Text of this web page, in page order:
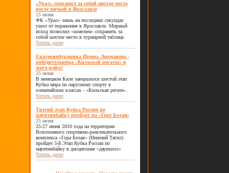
«Урал» сохранил за собой шестое место
после ничьей в Ярославле
25 июня
ФК «Урал» лишь на последних секундах
ушел от поражения в Ярославле. Мирный
исход позволил «шмелям» сохранить за
собой шестое место в турнирной таблице.
Читать далее
Екатеринбурженка Ирина Лоцманова -
победительница «Кильской регаты» в
матч-рейсе!
25 июня
В немецком Киле завершился шестой этап
Кубка мира по парусному спорту в
олимпийских классах - «Кильская регата».
Читать далее
Третий этап Кубка России по
маунтинбайку пройдет на «Горе Белая»
25 июня
25-27 июня 2010 года на территории
Всесезонного спортивно-развлекательного
комплекса «Гора Белая» (Нижний Тагил)
пройдет 3-й Этап Кубка России по
маунтинбайку в дисциплине «даунхилл»
Читать далее